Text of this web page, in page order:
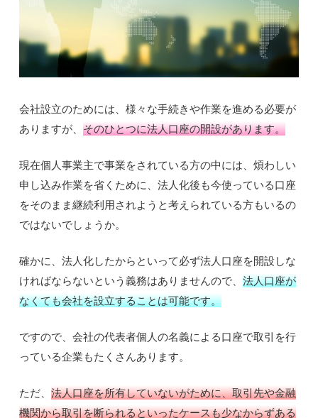
会社設立のためには、様々な手続きや作業を進める必要が
ありますが、そのひとつに法人口座の開設があります。
現在個人事業主で事業をされている方の中には、煩わしい
申し込み作業を省くために、法人化後も今使っている口座
をそのまま継続利用されようと考えられている方もいるの
ではないでしょうか。
確かに、法人化したからといって必ず法人口座を開設しな
ければならないという義務はありませんので、法人口座が
なくても会社を設立することは可能です。
ですので、会社の代表者個人の名義による口座で取引を行
っている企業もたくさんあります。
ただ、法人口座を所有していないがために、取引先や金融
機関から取引を断られるといったケースも少なからずある